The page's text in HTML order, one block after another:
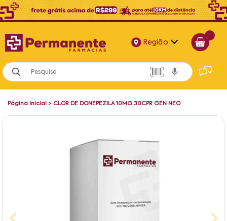
Região
Alagoas
Bahia
Página Inicial > CLOR DE DONEPEZILA 10MG 30CPR GEN NEO